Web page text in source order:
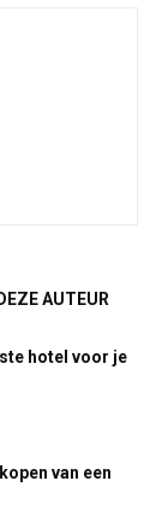
AUTEUR
hotel voor je
van een